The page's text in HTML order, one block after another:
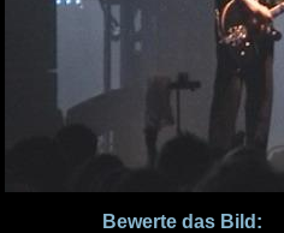
Bewerte das Bild: